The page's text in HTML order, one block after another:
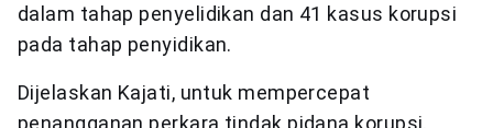
dalam tahap penyelidikan dan 41 kasus korupsi
pada tahap penyidikan.
Dijelaskan Kajati, untuk mempercepat
penangganan perkara tindak pidana korupsi,